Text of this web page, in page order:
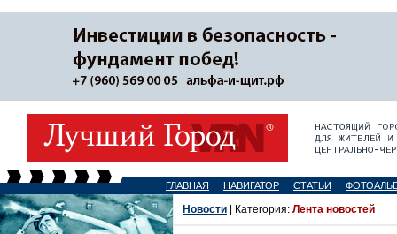
ГЛАВНАЯ НАВИГАТОР СТАТЬИ
Новости | Категория: Лента новостей